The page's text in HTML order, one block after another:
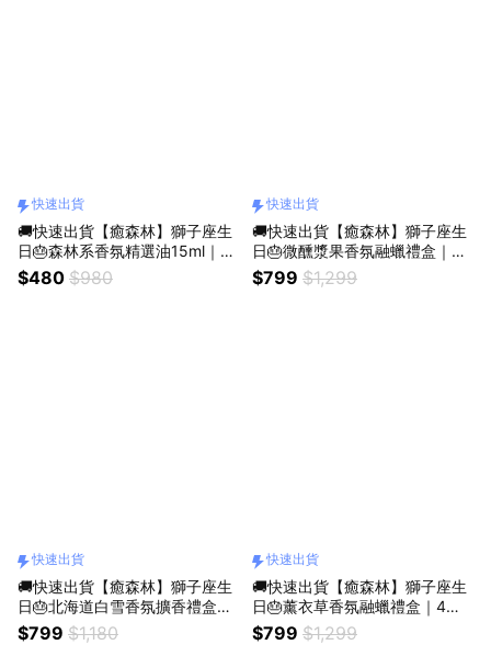
快速出貨
🚚快速出貨【癒森林】獅子座生
日🎂森林系香氛精選油15ml｜10
款選1（收禮人自選香氣／生日
禮物／質感送禮／療癒系禮物／
$480 $980
快速出貨
🚚快速出貨【癒森林】獅子座生
日🎂微醺漿果香氛融蠟禮盒｜4
入+融蠟燭燈（生日禮物／質感
送禮／療癒系禮物／送禮推薦）
$799 $1,299
快速出貨
🚚快速出貨【癒森林】獅子座生
日🎂北海道白雪香氛擴香禮盒｜
水晶杯+棉花+15ml香氛油（收
禮人自選香氣／生日禮物／質感
$799 $1,180
快速出貨
🚚快速出貨【癒森林】獅子座生
日🎂薰衣草香氛融蠟禮盒｜4入
+融蠟燭燈（生日禮物／質感送
禮／療癒系禮物／送禮推薦）
$799 $1,299